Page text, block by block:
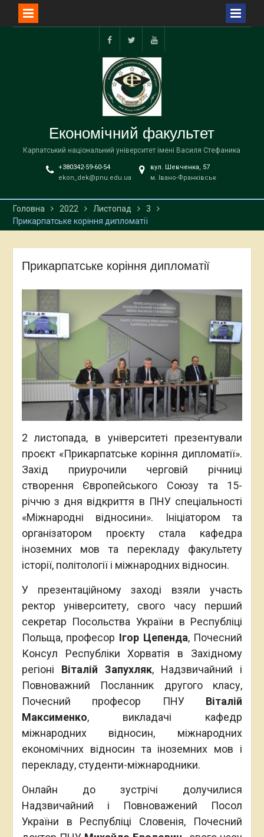
facebooktwitter YouTube
Економічний факультет
Карпатський національний університет імені Василя Стефаника
+380342-59-60-54
ekon_dek@pnu.edu.ua
вул. Шевченка, 57
м. Івано-Франківськ
Головна 2022 Листопад
3
Прикарпатське коріння дипломатії
Прикарпатське коріння дипломатії
2 листопада, в університеті презентували
проєкт «Прикарпатське коріння дипломатії».
Захід приурочили черговій річниці
створення Європейського Союзу та 15-
річчю з дня відкриття в ПНУ спеціальності
«Міжнародні відносини». Ініціатором та
організатором проєкту стала кафедра
іноземних мов та перекладу факультету
історії, політології і міжнародних відносин.
У презентаційному заході взяли участь
ректор університету, свого часу перший
секретар Посольства України в Республіці
Польща, професор Ігор Цепенда, Почесний
Консул Республіки Хорватія в Західному
регіоні Віталій Запухляк, Надзвичайний і
Повноважний Посланник другого класу,
Почесний професор ПНУ Віталій
Максименко, викладачі кафедр
міжнародних відносин, міжнародних
економічних відносин та іноземних мов і
перекладу, студенти-міжнародники.
Онлайн до зустрічі долучилися
Надзвичайний і Повноважений Посол
України в Республіці Словенія, Почесний